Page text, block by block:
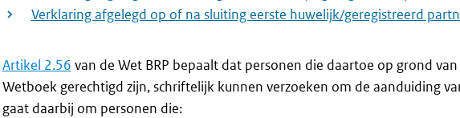
Verklaring afgelegd op of na sluiting eerste huwelijk/geregistreerd
Artikel 2.56 van de Wet BRP bepaalt dat personen die daartoe op grond van
Wetboek gerechtigd zijn, schriftelijk kunnen verzoeken om de aanduiding
gaat daarbij om personen die: